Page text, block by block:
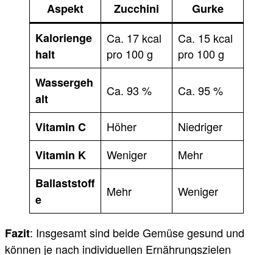
Aspekt Zucchini
Gurke
Kalorienge
halt
Ca. 17 kcal
pro 100 g
Ca. 15 kcal
pro 100 g
Wassergeh
alt
Ca. 93 % Ca. 95 %
Vitamin C Höher
Niedriger
Vitamin K
Weniger
Mehr
Ballaststoff
e
Mehr Weniger
Fazit: Insgesamt sind beide Gemüse gesund und
können je nach individuellen Ernährungszielen